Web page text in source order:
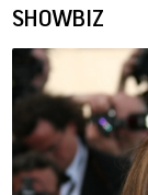
SHOWBIZ